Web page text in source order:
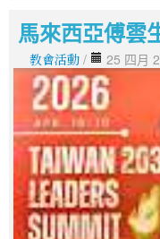
馬來西亞傅雲
教會活動 / 25 四月